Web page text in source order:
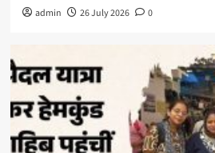
admin 26 July 2026 0